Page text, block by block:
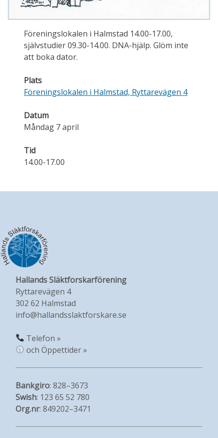
Föreningslokalen i Halmstad 14.00-17.00,
självstudier 09.30-14.00. DNA-hjälp. Glöm inte
att boka dator.
Plats
Föreningslokalen i Halmstad, Ryttarevägen 4
Datum
Måndag 7 april
Tid
14.00-17.00
Hallands Släktforskarförening
Ryttarevägen 4
302 62 Halmstad
info@hallandsslaktforskare.se
Telefon »
och Öppettider »
Bankgiro: 828–3673
Swish: 123 65 52 780
Org.nr: 849202–3471